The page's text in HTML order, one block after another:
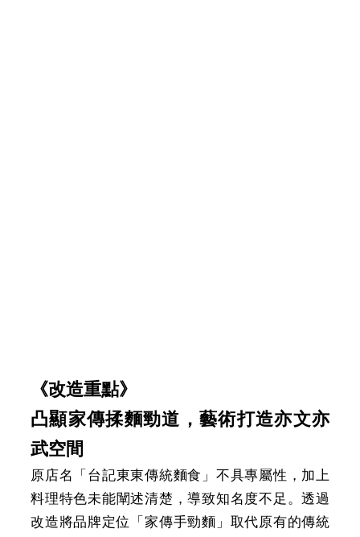
《改造重點》
凸顯家傳揉麵勁道，藝術打造亦文亦
武空間
原店名「台記東東傳統麵食」不具專屬性，加上
料理特色未能闡述清楚，導致知名度不足。透過
改造將品牌定位「家傳手勁麵」取代原有的傳統